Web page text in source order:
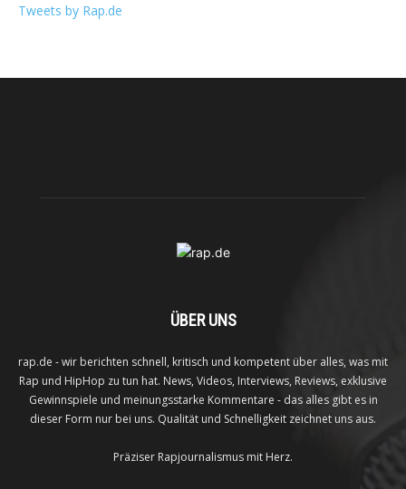
Tweets by Rap.de
ÜBER UNS
rap.de - wir berichten schnell, kritisch und kompetent über alles, was mit
Rap und HipHop zu tun hat. News, Videos, Interviews, Reviews, exklusive
Gewinnspiele und meinungsstarke Kommentare - das alles gibt es in
dieser Form nur bei uns. Qualität und Schnelligkeit zeichnet uns aus.
Präziser Rapjournalismus mit Herz.